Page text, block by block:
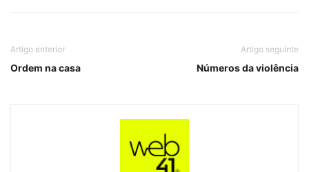
Artigo anterior
Ordem na casa
Artigo seguinte
Números da violência